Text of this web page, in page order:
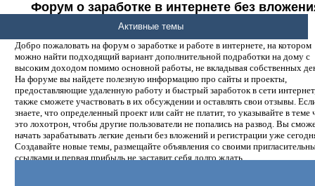
Форум о заработке в интернете без
денег.
Добро пожаловать на форум о заработке и работе в интернете, на котором
можно найти подходящий вариант дополнительной подработки на дому с
высоким доходом помимо основной работы, не вкладывая собственных
На форуме вы найдете полезную информацию про сайты и проекты,
предоставляющие удаленную работу и быстрый заработок в сети
также сможете участвовать в их обсуждении и оставлять свои отзывы.
знаете, что определенный проект или сайт не платит, то указывайте в теме
это лохотрон, чтобы другие пользователи не попались на развод. Вы
начать зарабатывать легкие деньги без вложений и регистрации уже
Создавайте новые темы, размещайте объявления со своими
ссылками и первая прибыль не заставит себя долго ждать.
Активные темы